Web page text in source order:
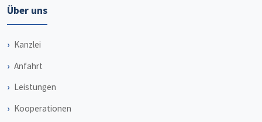
Über uns
Kanzlei
Anfahrt
Leistungen
Kooperationen